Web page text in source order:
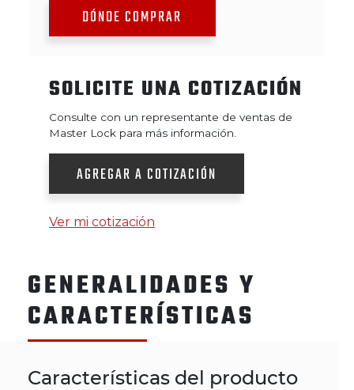
DÓNDE COMPRAR
SOLICITE UNA COTIZACIÓN
Consulte con un representante de ventas de
Master Lock para más información.
AGREGAR A COTIZACIÓN
Ver mi cotización
GENERALIDADES Y
CARACTERÍSTICAS
Características del producto